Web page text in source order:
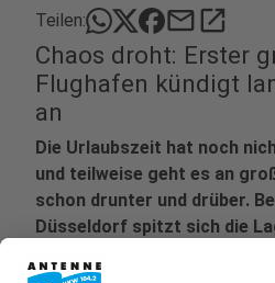
Teilen: mailopen_in_new
Chaos droht: Erster
Flughafen kündigt
an
Die Urlaubszeit hat noch
und teilweise geht es an
schon drunter und drüber.
Düsseldorf spitzt sich die
Veröffentlicht: